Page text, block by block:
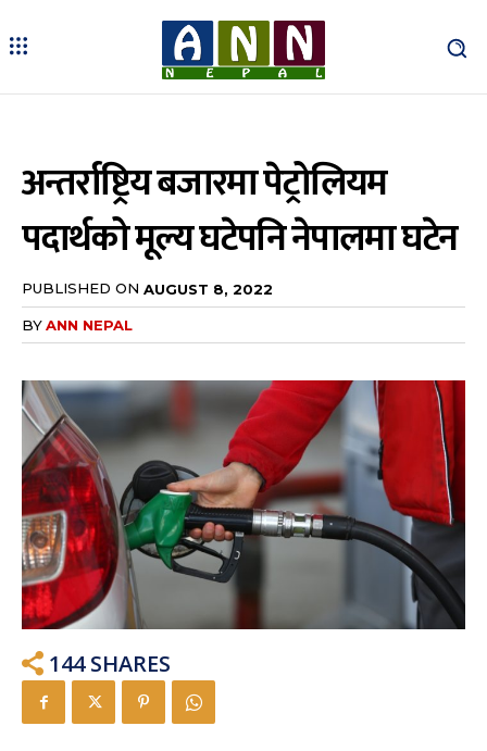
अन्तर्राष्ट्रिय बजारमा पेट्रोलियम
पदार्थको मूल्य घटेपनि नेपालमा घटेन
PUBLISHED ON AUGUST 8, 2022
BYANN NEPAL
144 SHARES